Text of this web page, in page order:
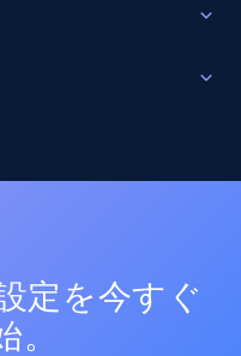
URL
id, Title, Rating,
item, Initial
price, Final
ン戦術と新興トレン
ネルで最適化し、製品
保します。
定を今すぐ
。